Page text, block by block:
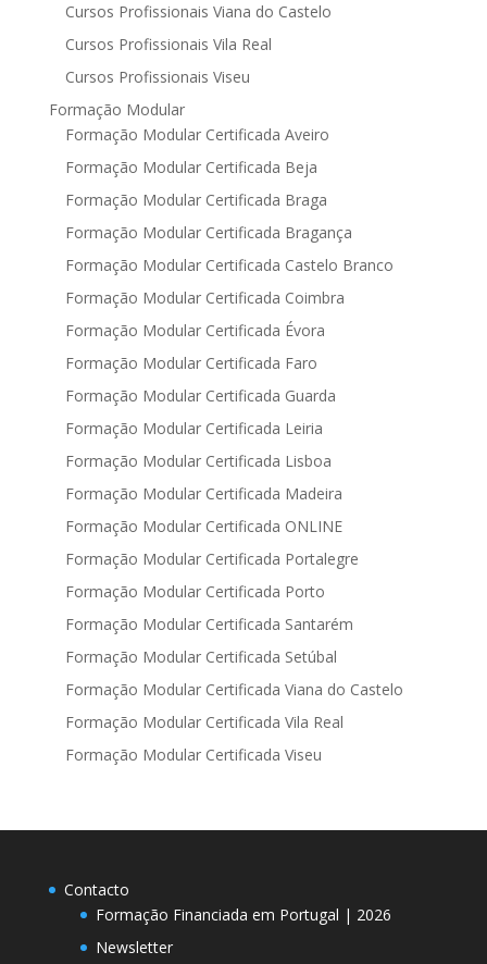
Cursos Profissionais Viana do Castelo
Cursos Profissionais Vila Real
Cursos Profissionais Viseu
Formação Modular
Formação Modular Certificada Aveiro
Formação Modular Certificada Beja
Formação Modular Certificada Braga
Formação Modular Certificada Bragança
Formação Modular Certificada Castelo Branco
Formação Modular Certificada Coimbra
Formação Modular Certificada Évora
Formação Modular Certificada Faro
Formação Modular Certificada Guarda
Formação Modular Certificada Leiria
Formação Modular Certificada Lisboa
Formação Modular Certificada Madeira
Formação Modular Certificada ONLINE
Formação Modular Certificada Portalegre
Formação Modular Certificada Porto
Formação Modular Certificada Santarém
Formação Modular Certificada Setúbal
Formação Modular Certificada Viana do Castelo
Formação Modular Certificada Vila Real
Formação Modular Certificada Viseu
Contacto
Formação Financiada em Portugal | 2026
Newsletter